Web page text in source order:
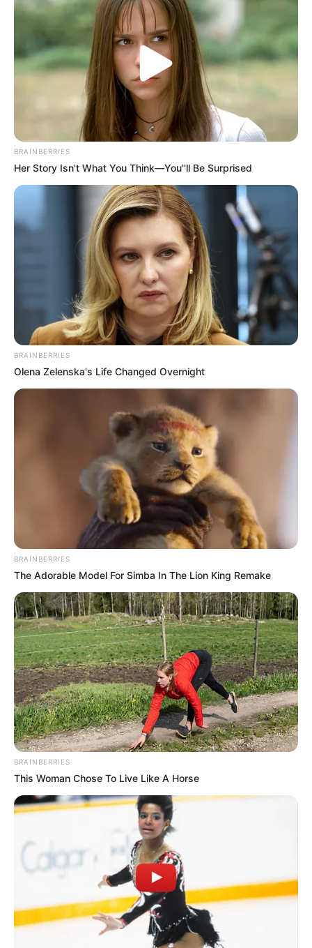
BRAINBERRIES
Her Story Isn't What You Think—You''ll Be Surprised
BRAINBERRIES
Olena Zelenska's Life Changed Overnight
BRAINBERRIES
The Adorable Model For Simba In The Lion King Remake
BRAINBERRIES
This Woman Chose To Live Like A Horse